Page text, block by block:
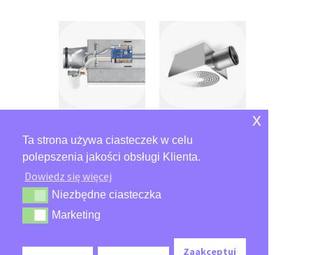
Contro
lAir
PRCX
Ta strona używa ciasteczek w celu
polepszenia jakości obsługi Klienta.
Dowiedz się więcej
Niezbędne ciasteczka
Niezbędne ciasteczka
MarketingMarketing
Zaakceptuj
x